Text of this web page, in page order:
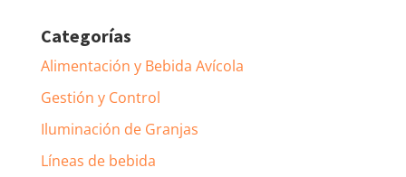
Categorías
Alimentación y Bebida Avícola
Gestión y Control
Iluminación de Granjas
Líneas de bebida